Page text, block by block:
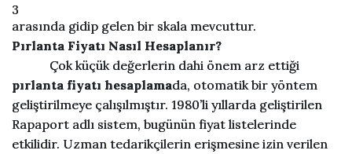
3
arasında gidip gelen bir skala mevcuttur.
Pırlanta Fiyatı Nasıl Hesaplanır?
Çok küçük değerlerin dahi önem arz ettiği
pırlanta fiyatı hesaplamada, otomatik bir yöntem
geliştirilmeye çalışılmıştır. 1980’li yıllarda geliştirilen
Rapaport adlı sistem, bugünün fiyat listelerinde
etkilidir. Uzman tedarikçilerin erişmesine izin verilen